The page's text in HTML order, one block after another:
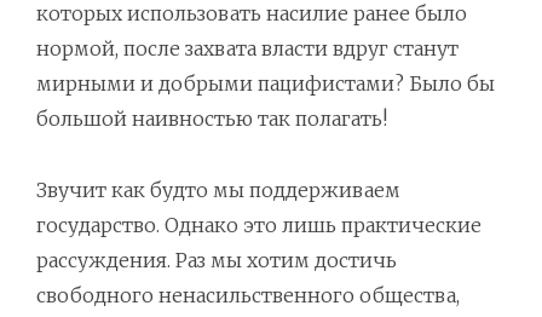
которых использовать насилие ранее было
нормой, после захвата власти вдруг станут
мирными и добрыми пацифистами? Было бы
большой наивностью так полагать!
Звучит как будто мы поддерживаем
государство. Однако это лишь практические
рассуждения. Раз мы хотим достичь
свободного ненасильственного общества,